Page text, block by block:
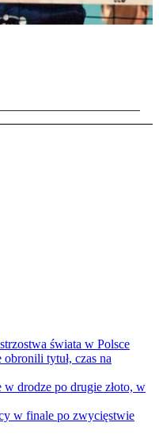
świata w Polsce
tytuł, czas na
drodze po drugie złoto, w
w finale po zwycięstwie